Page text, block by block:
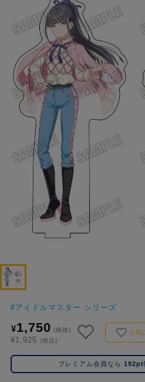
在庫あり
(即納)
商品
セール
ランキン
グ
おすすめ
書籍
NEW
colleize B
OX
コ
#アイドルマスター シリーズ
¥1,750 (税抜)
¥1,925 (税込)
お気
プレミアム会員なら 192pt